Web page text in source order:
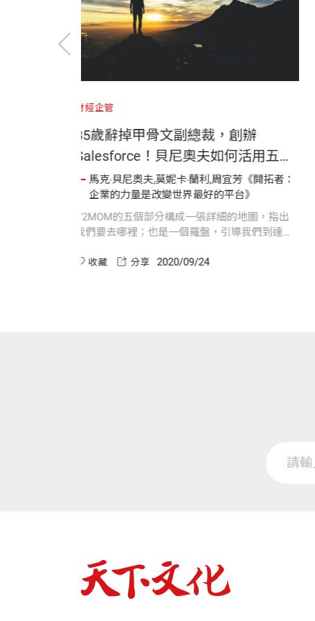
財經企管
35歲辭掉甲骨文副總裁，創辦
Salesforce！貝尼奧夫如何活用五大
流程，達到傲人成就？
馬克‧貝尼奧夫,莫妮卡‧蘭利,周宜芳《開拓者：
企業的力量是改變世界最好的平台》
V2MOM的五個部分構成一張詳細的地圖，指出
我們要去哪裡；也是一個羅盤，引導我們到達目
成功的重要因素。
收藏 分享 2020/09/24